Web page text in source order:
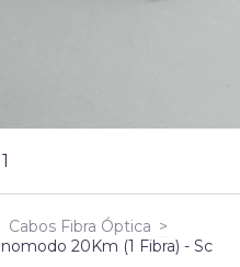
1
Cabos Fibra Óptica >
20Km (1 Fibra) - Sc